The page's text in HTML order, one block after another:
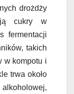
drożdży
cukry w
fermentacji
takich
w kompotu i
trwa około